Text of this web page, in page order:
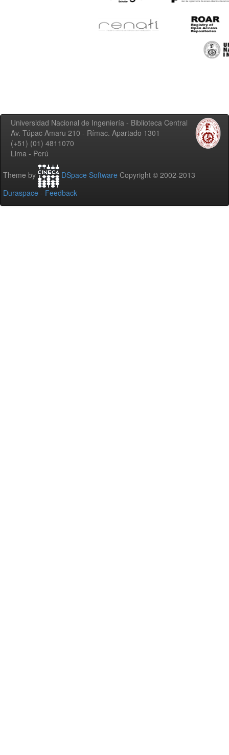
Universidad Nacional de Ingeniería - Biblioteca Central
Av. Túpac Amaru 210 - Rímac. Apartado 1301
(+51) (01) 4811070
Lima - Perú
Theme by DSpace Software Copyright © 2002-2013
Duraspace - Feedback